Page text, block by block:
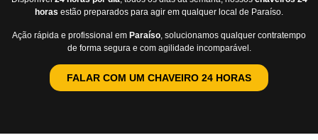
horas estão preparados para agir em qualquer local de Paraíso.
Ação rápida e profissional em Paraíso , solucionamos qualquer contratempo
de forma segura e com agilidade incomparável.
FALAR COM UM CHAVEIRO 24 HORAS